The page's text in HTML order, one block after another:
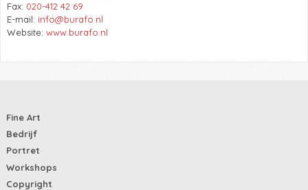
Fax: 020-412 42 69
E-mail: info@burafo.nl
Website: www.burafo.nl
Fine Art
Bedrijf
Portret
Workshops
Copyright